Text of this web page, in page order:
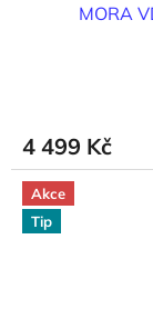
MORA
4 499 Kč
Akce
Tip